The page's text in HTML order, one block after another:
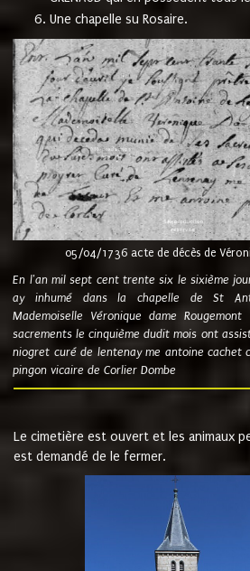
Une chapelle su Rosaire.
05/04/1736 acte de décès de
En l'an mil sept cent trente six le sixième
ay inhumé dans la chapelle de St
Mademoiselle Véronique dame
sacrements le cinquième dudit mois ont
niogret curé de lentenay me antoine cachet
pingon vicaire de Corlier Dombe
Le cimetière est ouvert et les animaux
est demandé de le fermer.